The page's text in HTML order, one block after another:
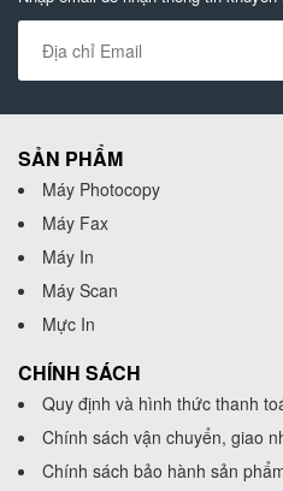
SẢN PHẨM
Máy Photocopy
Máy Fax
Máy In
Máy Scan
Mực In
CHÍNH SÁCH
Quy định và hình thức thanh
Chính sách vận chuyển, giao
Chính sách bảo hành sản